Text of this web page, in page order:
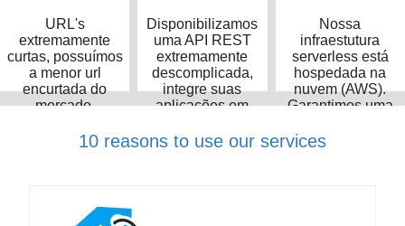
URL's
extremamente
curtas, possuímos
a menor url
encurtada do
mercado,
14 caracteres
Disponibilizamos
uma API REST
extremamente
descomplicada,
integre suas
aplicações em
Nossa
infraestutura
serverless está
hospedada na
nuvem (AWS).
Garantimos uma
disponibilidade de
10 reasons to use our services